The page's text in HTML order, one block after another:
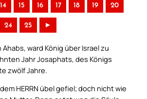
14 15 16 17 18 19 20
24 25 ►
Ahabs, ward König über Israel zu
Jahr Josaphats, des Königs
zwölf Jahre.
HERRN übel gefiel; doch nicht wie